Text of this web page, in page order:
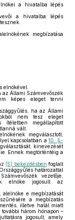
a hivatalba lépés
a hivatalba lépés
megbízatása
elnökével.
az Állami Számvevőszék
képes eleget tenni
ha az Állami
nem tesz eleget
ítéletben megállapított
vált.
megválasztott,
kapcsolatban a10. §-
kinevezését
Ennek megtörténtéig a
(5) bekezdésben foglalt
határozattal
vezetője,
elnöke jogosult az
e megbízatását
a megbízatás
illetve halál miatt
három hónapon –
jogosult, amely